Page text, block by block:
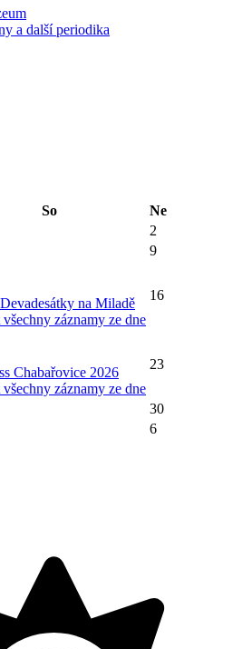
a další periodika
So
Ne
2
9
na Miladě
záznamy ze dne
16
Chabařovice 2026
záznamy ze dne
23
30
6